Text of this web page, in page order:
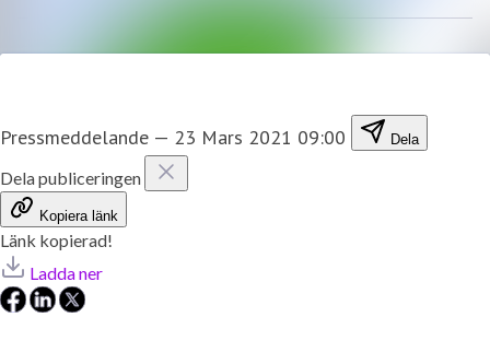
Pressmeddelande — 23 Mars 2021 09:00 Dela
Dela publiceringen
Kopiera länk
Länk kopierad!
Ladda ner